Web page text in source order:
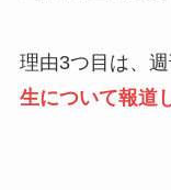
理由3つ目は、
生について報道